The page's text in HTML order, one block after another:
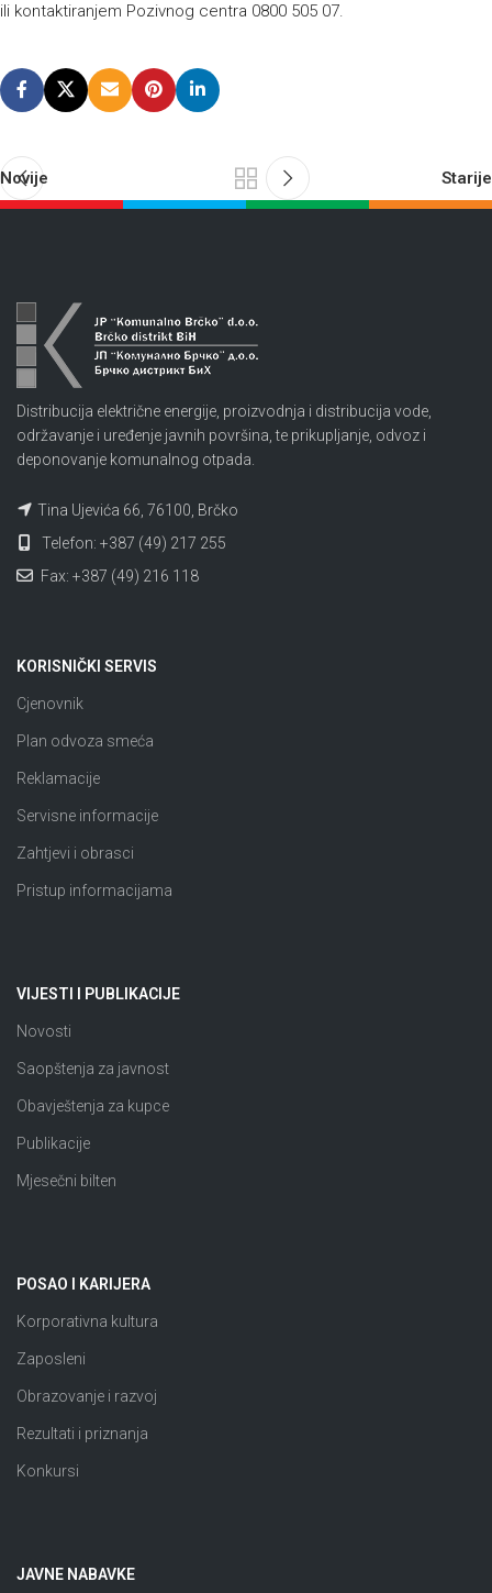
ili kontaktiranjem Pozivnog centra 0800 505 07.
Novije Starije
Distribucija električne energije, proizvodnja i distribucija vode,
održavanje i uređenje javnih površina, te prikupljanje, odvoz i
deponovanje komunalnog otpada.
Tina Ujevića 66, 76100, Brčko
Telefon: +387 (49) 217 255
Fax: +387 (49) 216 118
KORISNIČKI SERVIS
Cjenovnik
Plan odvoza smeća
Reklamacije
Servisne informacije
Zahtjevi i obrasci
Pristup informacijama
VIJESTI I PUBLIKACIJE
Novosti
Saopštenja za javnost
Obavještenja za kupce
Publikacije
Mjesečni bilten
POSAO I KARIJERA
Korporativna kultura
Zaposleni
Obrazovanje i razvoj
Rezultati i priznanja
Konkursi
JAVNE NABAVKE